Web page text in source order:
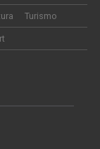
Turismo